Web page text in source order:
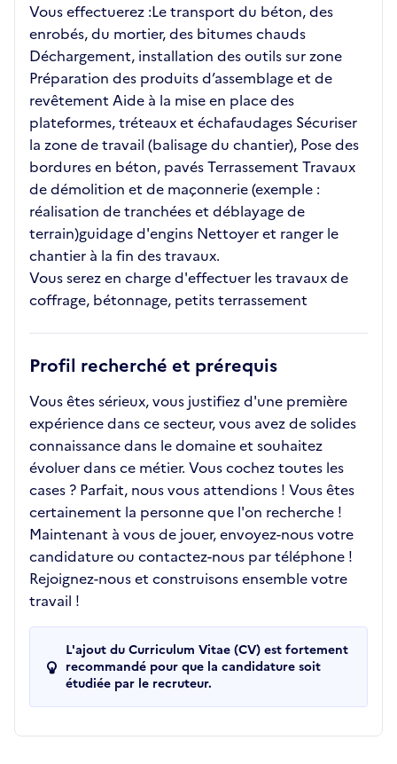
Vous effectuerez :Le transport du béton, des
enrobés, du mortier, des bitumes chauds
Déchargement, installation des outils sur zone
Préparation des produits d’assemblage et de
revêtement Aide à la mise en place des
plateformes, tréteaux et échafaudages Sécuriser
la zone de travail (balisage du chantier), Pose des
bordures en béton, pavés Terrassement Travaux
de démolition et de maçonnerie (exemple :
réalisation de tranchées et déblayage de
terrain)guidage d'engins Nettoyer et ranger le
chantier à la fin des travaux.
Vous serez en charge d'effectuer les travaux de
coffrage, bétonnage, petits terrassement
Profil recherché et prérequis
Vous êtes sérieux, vous justifiez d'une première
expérience dans ce secteur, vous avez de solides
connaissance dans le domaine et souhaitez
évoluer dans ce métier. Vous cochez toutes les
cases ? Parfait, nous vous attendions ! Vous êtes
certainement la personne que l'on recherche !
Maintenant à vous de jouer, envoyez-nous votre
candidature ou contactez-nous par téléphone !
Rejoignez-nous et construisons ensemble votre
travail !
L'ajout du Curriculum Vitae (CV) est fortement
recommandé pour que la candidature soit
étudiée par le recruteur.